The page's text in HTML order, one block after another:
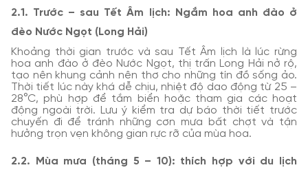
2.1. Trước – sau Tết Âm lịch: Ngắm hoa anh đào ở
đèo Nước Ngọt (Long Hải)
Khoảng thời gian trước và sau Tết Âm lịch là lúc rừng
hoa anh đào ở đèo Nước Ngọt, thị trấn Long Hải nở rộ,
tạo nên khung cảnh nên thơ cho những tín đồ sống ảo.
Thời tiết lúc này khá dễ chịu, nhiệt độ dao động từ 25 –
28°C, phù hợp để tắm biển hoặc tham gia các hoạt
động ngoài trời. Lưu ý kiểm tra dự báo thời tiết trước
chuyến đi để tránh những cơn mưa bất chợt và tận
hưởng trọn vẹn không gian rực rỡ của mùa hoa.
2.2. Mùa mưa (tháng 5 – 10): thích hợp với du lịch